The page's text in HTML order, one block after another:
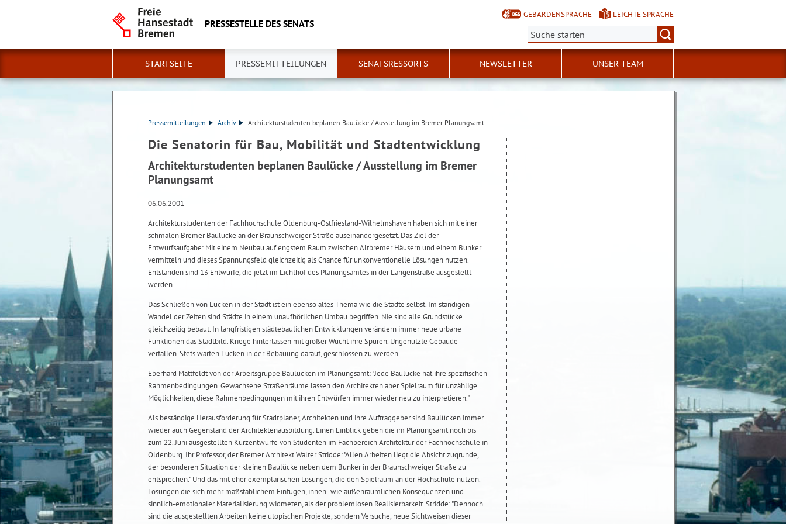
PRESSESTELLE DES SENATS
GEBÄRDENSPRACHE
LEICHTE SPRACHE
Suche:
STARTSEITE PRESSEMITTEILUNGEN SENATSRESSORTS NEWSLETTER UNSER TEAM
Pressemitteilungen Archiv Architekturstudenten beplanen Baulücke / Ausstellung im Bremer Planungsamt
Die Senatorin für Bau, Mobilität und Stadtentwicklung
Architekturstudenten beplanen Baulücke / Ausstellung im Bremer
Planungsamt
06.06.2001
Architekturstudenten der Fachhochschule Oldenburg-Ostfriesland-Wilhelmshaven haben sich mit einer
schmalen Bremer Baulücke an der Braunschweiger Straße auseinandergesetzt. Das Ziel der
Entwurfsaufgabe: Mit einem Neubau auf engstem Raum zwischen Altbremer Häusern und einem Bunker
vermitteln und dieses Spannungsfeld gleichzeitig als Chance für unkonventionelle Lösungen nutzen.
Entstanden sind 13 Entwürfe, die jetzt im Lichthof des Planungsamtes in der Langenstraße ausgestellt
werden.
Das Schließen von Lücken in der Stadt ist ein ebenso altes Thema wie die Städte selbst. Im ständigen
Wandel der Zeiten sind Städte in einem unaufhörlichen Umbau begriffen. Nie sind alle Grundstücke
gleichzeitig bebaut. In langfristigen städtebaulichen Entwicklungen verändern immer neue urbane
Funktionen das Stadtbild. Kriege hinterlassen mit großer Wucht ihre Spuren. Ungenutzte Gebäude
verfallen. Stets warten Lücken in der Bebauung darauf, geschlossen zu werden.
Eberhard Mattfeldt von der Arbeitsgruppe Baulücken im Planungsamt: "Jede Baulücke hat ihre spezifischen
Rahmenbedingungen. Gewachsene Straßenräume lassen den Architekten aber Spielraum für unzählige
Möglichkeiten, diese Rahmenbedingungen mit ihren Entwürfen immer wieder neu zu interpretieren."
Als beständige Herausforderung für Stadtplaner, Architekten und ihre Auftraggeber sind Baulücken immer
wieder auch Gegenstand der Architektenausbildung. Einen Einblick geben die im Planungsamt noch bis
zum 22. Juni ausgestellten Kurzentwürfe von Studenten im Fachbereich Architektur der Fachhochschule in
Oldenburg. Ihr Professor, der Bremer Architekt Walter Stridde: "Allen Arbeiten liegt die Absicht zugrunde,
der besonderen Situation der kleinen Baulücke neben dem Bunker in der Braunschweiger Straße zu
entsprechen." Und das mit eher exemplarischen Lösungen, die den Spielraum an der Hochschule nutzen.
Lösungen die sich mehr maßstäblichem Einfügen, innen- wie außenräumlichen Konsequenzen und
sinnlich-emotionaler Materialisierung widmeten, als der problemlosen Realisierbarkeit. Stridde: "Dennoch
sind die ausgestellten Arbeiten keine utopischen Projekte, sondern Versuche, neue Sichtweisen dieser